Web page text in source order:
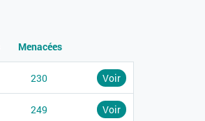
Menacées
230 Voir
249 Voir